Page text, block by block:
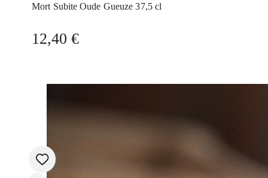
Mort Subite Oude Gueuze 37,5 cl
12,40 €